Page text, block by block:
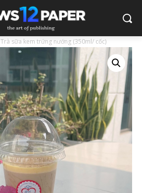
Trà sữa kem trứng nướng (350ml/ cốc)